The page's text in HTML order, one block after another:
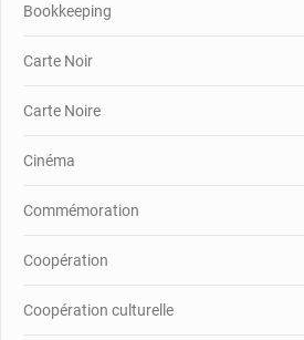
Bookkeeping
Carte Noir
Carte Noire
Cinéma
Commémoration
Coopération
Coopération culturelle